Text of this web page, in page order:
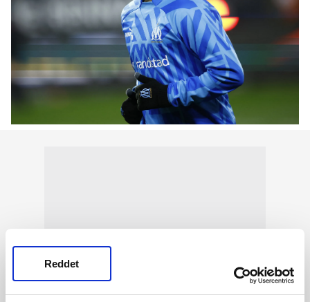
Reddet